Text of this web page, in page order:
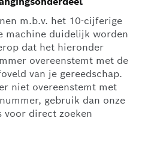
m.b.v. het 10-cijferige
machine duidelijk worden
dat het hieronder
overeenstemt met de
van je gereedschap.
niet overeenstemt met
gebruik dan onze
voor direct zoeken